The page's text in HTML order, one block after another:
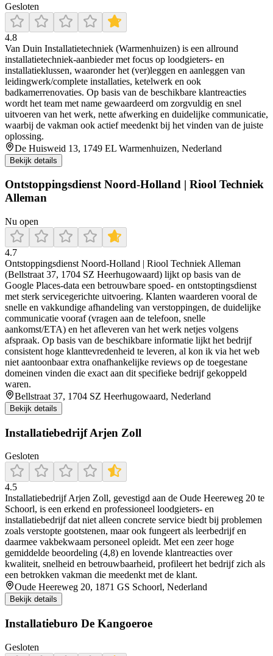
Gesloten
4.8
Van Duin Installatietechniek (Warmenhuizen) is een allround
installatietechniek-aanbieder met focus op loodgieters- en
installatieklussen, waaronder het (ver)leggen en aanleggen van
leidingwerk/complete installaties, ketelwerk en ook
badkamerrenovaties. Op basis van de beschikbare klantreacties
wordt het team met name gewaardeerd om zorgvuldig en snel
uitvoeren van het werk, nette afwerking en duidelijke communicatie,
waarbij de vakman ook actief meedenkt bij het vinden van de juiste
oplossing.
De Huisweid 13, 1749 EL Warmenhuizen, Nederland
Bekijk details
Ontstoppingsdienst Noord-Holland | Riool Techniek
Alleman
Nu open
4.7
Ontstoppingsdienst Noord-Holland | Riool Techniek Alleman
(Bellstraat 37, 1704 SZ Heerhugowaard) lijkt op basis van de
Google Places-data een betrouwbare spoed- en ontstoptingsdienst
met sterk servicegerichte uitvoering. Klanten waarderen vooral de
snelle en vakkundige afhandeling van verstoppingen, de duidelijke
communicatie vooraf (vragen aan de telefoon, snelle
aankomst/ETA) en het afleveren van het werk netjes volgens
afspraak. Op basis van de beschikbare informatie lijkt het bedrijf
consistent hoge klanttevredenheid te leveren, al kon ik via het web
niet aantoonbaar extra onafhankelijke reviews op de toegestane
domeinen vinden die exact aan dit specifieke bedrijf gekoppeld
waren.
Bellstraat 37, 1704 SZ Heerhugowaard, Nederland
Bekijk details
Installatiebedrijf Arjen Zoll
Gesloten
4.5
Installatiebedrijf Arjen Zoll, gevestigd aan de Oude Heereweg 20 te
Schoorl, is een erkend en professioneel loodgieters- en
installatiebedrijf dat niet alleen concrete service biedt bij problemen
zoals verstopte gootstenen, maar ook fungeert als leerbedrijf en
daarmee vakbekwaam personeel opleidt. Met een zeer hoge
gemiddelde beoordeling (4,8) en lovende klantreacties over
kwaliteit, snelheid en betrouwbaarheid, profileert het bedrijf zich als
een betrokken vakman die meedenkt met de klant.
Oude Heereweg 20, 1871 GS Schoorl, Nederland
Bekijk details
Installatieburo De Kangoeroe
Gesloten